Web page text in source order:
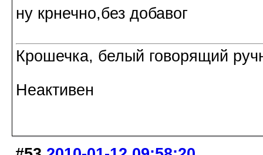
ну крнечно,без добавог
Крошечка, белый говорящий
Неактивен